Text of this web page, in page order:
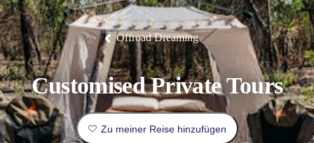
Die
beliebtesten
Orte
Outback
und
outdoor
Nationalpark
Park
Tiwi-
Inseln
East
Arnhem
Land
Mataranka
Nitmiluk-
Nationalpark
Karlu
Karlu
Devils
Marbles
Maguk
Tjorita
/
West-
MacDonnell-
Nationalpark
Aktivitäten
Erlebnisse
Reisetyp
Top
Glamping
Luxuserlebnisse
Gaumenfreuden
Geschichte
und
Erbe
Festivals
und
Veranstaltungen
Angeln
Planen
&
Buchen
Praktische
Infos
Offroad Dreaming
Customised Private Tours
Zu meiner Reise hinzufügen